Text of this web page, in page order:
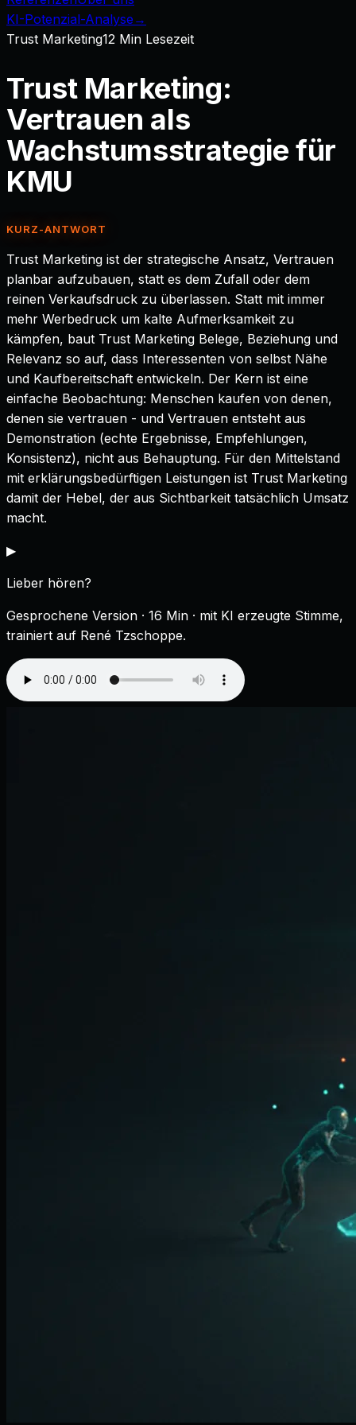
KI-Potenzial-Analyse →
Trust Marketing12 Min Lesezeit
Trust Marketing:
Vertrauen als
Wachstumsstrategie für
KMU
KURZ-ANTWORT
Trust Marketing ist der strategische Ansatz, Vertrauen
planbar aufzubauen, statt es dem Zufall oder dem
reinen Verkaufsdruck zu überlassen. Statt mit immer
mehr Werbedruck um kalte Aufmerksamkeit zu
kämpfen, baut Trust Marketing Belege, Beziehung und
Relevanz so auf, dass Interessenten von selbst Nähe
und Kaufbereitschaft entwickeln. Der Kern ist eine
einfache Beobachtung: Menschen kaufen von denen,
denen sie vertrauen - und Vertrauen entsteht aus
Demonstration (echte Ergebnisse, Empfehlungen,
Konsistenz), nicht aus Behauptung. Für den Mittelstand
mit erklärungsbedürftigen Leistungen ist Trust Marketing
damit der Hebel, der aus Sichtbarkeit tatsächlich Umsatz
macht.
▶
Lieber hören?
Gesprochene Version · 16 Min · mit KI erzeugte Stimme,
trainiert auf René Tzschoppe.